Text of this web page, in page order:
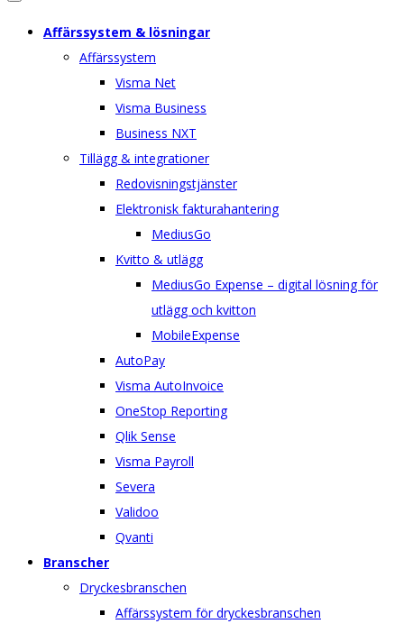
Affärssystem & lösningar
Affärssystem
Visma Net
Visma Business
Business NXT
Tillägg & integrationer
Redovisningstjänster
Elektronisk fakturahantering
MediusGo
Kvitto & utlägg
MediusGo Expense – digital lösning för
utlägg och kvitton
MobileExpense
AutoPay
Visma AutoInvoice
OneStop Reporting
Qlik Sense
Visma Payroll
Severa
Validoo
Qvanti
Branscher
Dryckesbranschen
Affärssystem för dryckesbranschen